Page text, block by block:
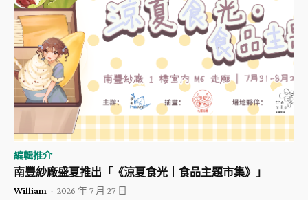
編輯推介
南豐紗廠盛夏推出「《涼夏食光｜食品主題市集》」
William - 2026 年 7 月 27 日